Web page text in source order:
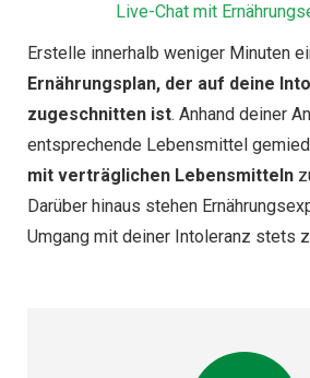
Live-Chat mit
Erstelle innerhalb weniger Minuten
Ernährungsplan, der auf deine
zugeschnitten ist. Anhand deiner
entsprechende Lebensmittel
mit verträglichen Lebensmitteln
Darüber hinaus stehen
Umgang mit deiner Intoleranz stets